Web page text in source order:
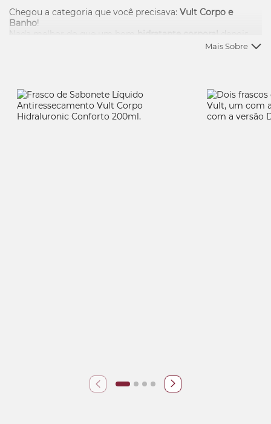
Chegou a categoria que você precisava:Vult Corpo e
Banho!
Nada melhor do que um bom hidratante corporal depois
, não é mesmo? E agora, você pode
Mais Sobre